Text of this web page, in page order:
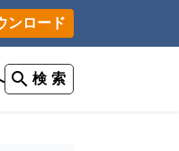
ンロード
検 索